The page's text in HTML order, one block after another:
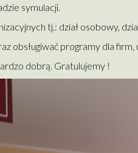
symulacji.
tj.: dział osobowy,
obsługiwać programy dla
dobrą. Gratulujemy !